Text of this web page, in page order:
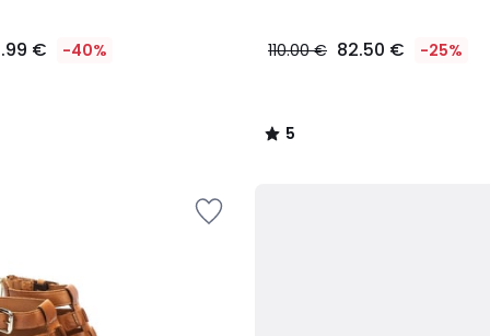
€ -40% 110.00 € 82.50 € -25%
5
/